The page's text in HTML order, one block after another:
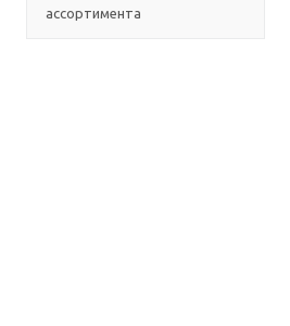
ассортимента